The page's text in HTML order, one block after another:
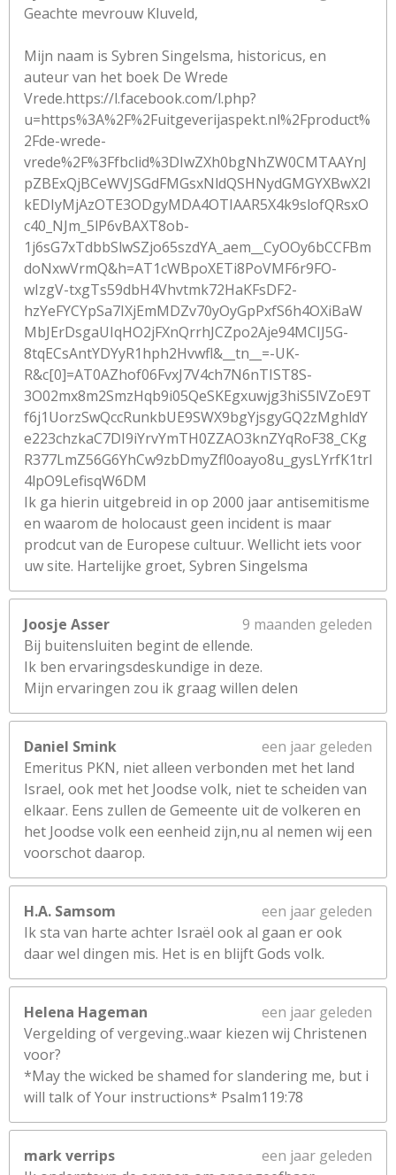
Geachte mevrouw Kluveld,
Mijn naam is Sybren Singelsma, historicus, en
auteur van het boek De Wrede
Vrede.https://l.facebook.com/l.php?
u=https%3A%2F%2Fuitgeverijaspekt.nl%2Fproduct%
2Fde-wrede-
vrede%2F%3Ffbclid%3DIwZXh0bgNhZW0CMTAAYnJ
pZBExQjBCeWVJSGdFMGsxNldQSHNydGMGYXBwX2l
kEDIyMjAzOTE3ODgyMDA4OTIAAR5X4k9slofQRsxO
c40_NJm_5lP6vBAXT8ob-
1j6sG7xTdbbSlwSZjo65szdYA_aem__CyOOy6bCCFBm
doNxwVrmQ&h=AT1cWBpoXETi8PoVMF6r9FO-
wIzgV-txgTs59dbH4Vhvtmk72HaKFsDF2-
hzYeFYCYpSa7IXjEmMDZv70yOyGpPxfS6h4OXiBaW
MbJErDsgaUIqHO2jFXnQrrhJCZpo2Aje94MCIJ5G-
8tqECsAntYDYyR1hph2Hvwfl&__tn__=-UK-
R&c[0]=AT0AZhof06FvxJ7V4ch7N6nTIST8S-
3O02mx8m2SmzHqb9i05QeSKEgxuwjg3hiS5lVZoE9T
f6j1UorzSwQccRunkbUE9SWX9bgYjsgyGQ2zMghldY
e223chzkaC7DI9iYrvYmTH0ZZAO3knZYqRoF38_CKg
R377LmZ56G6YhCw9zbDmyZfl0oayo8u_gysLYrfK1trl
4lpO9LefisqW6DM
Ik ga hierin uitgebreid in op 2000 jaar antisemitisme
en waarom de holocaust geen incident is maar
prodcut van de Europese cultuur. Wellicht iets voor
uw site. Hartelijke groet, Sybren Singelsma
Joosje Asser
9 maanden geleden
Bij buitensluiten begint de ellende.
Ik ben ervaringsdeskundige in deze.
Mijn ervaringen zou ik graag willen delen
Daniel Smink
een jaar geleden
Emeritus PKN, niet alleen verbonden met het land
Israel, ook met het Joodse volk, niet te scheiden van
elkaar. Eens zullen de Gemeente uit de volkeren en
het Joodse volk een eenheid zijn,nu al nemen wij een
voorschot daarop.
H.A. Samsom
een jaar geleden
Ik sta van harte achter Israël ook al gaan er ook
daar wel dingen mis. Het is en blijft Gods volk.
Helena Hageman
een jaar geleden
Vergelding of vergeving..waar kiezen wij Christenen
voor?
*May the wicked be shamed for slandering me, but i
will talk of Your instructions* Psalm119:78
mark verrips
een jaar geleden